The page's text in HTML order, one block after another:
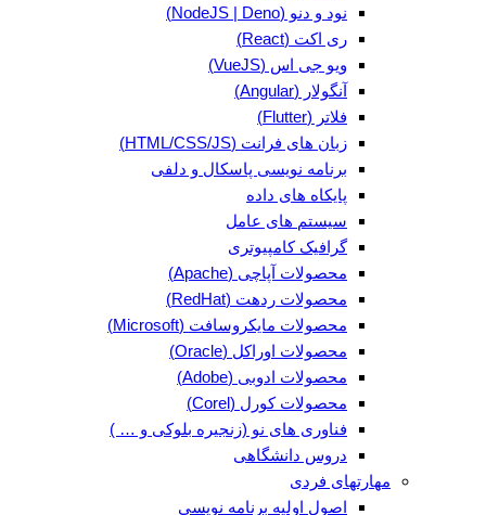
نود و دنو (NodeJS | Deno)
ری اکت (React)
ویو جی اس (VueJS)
آنگولار (Angular)
فلاتر (Flutter)
زبان های فرانت (HTML/CSS/JS)
برنامه نویسی پاسکال و دلفی
پایکاه های داده
سیستم های عامل
گرافیک کامپیوتری
محصولات آپاچی (Apache)
محصولات ردهت (RedHat)
محصولات مایکروسافت (Microsoft)
محصولات اوراکل (Oracle)
محصولات ادوبی (Adobe)
محصولات کورل (Corel)
فناوری های نو (زنجیره بلوکی و … )
دروس دانشگاهی
مهارتهای فردی
اصول اولیه برنامه نویسی